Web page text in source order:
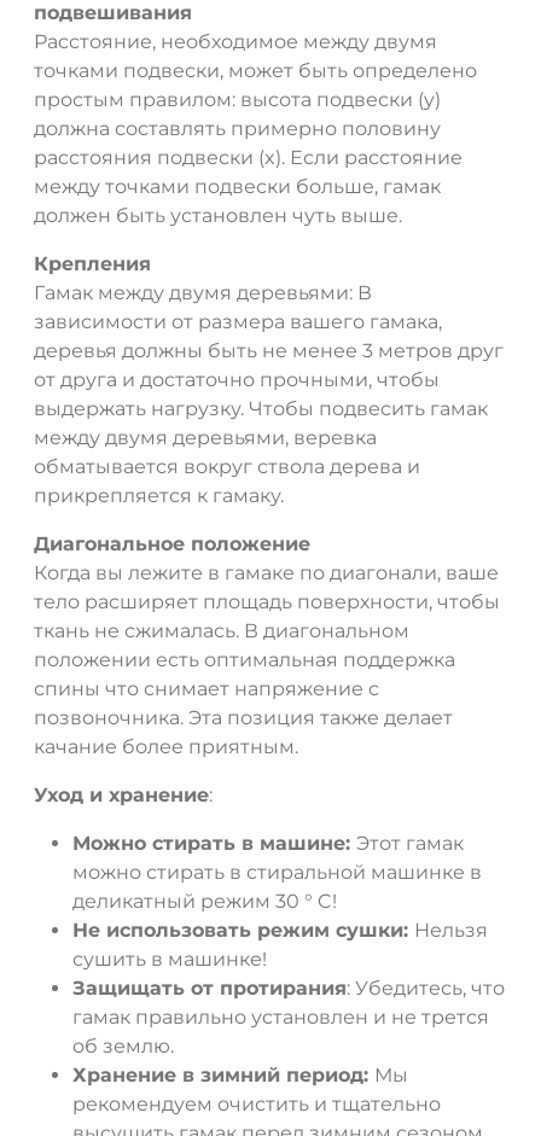
подвешивания
Расстояние, необходимое между двумя
точками подвески, может быть определено
простым правилом: высота подвески (y)
должна составлять примерно половину
расстояния подвески (x). Если расстояние
между точками подвески больше, гамак
должен быть установлен чуть выше.
Крепления
Гамак между двумя деревьями: В
зависимости от размера вашего гамака,
деревья должны быть не менее 3 метров друг
от друга и достаточно прочными, чтобы
выдержать нагрузку. Чтобы подвесить гамак
между двумя деревьями, веревка
обматывается вокруг ствола дерева и
прикрепляется к гамаку.
Диагональное положение
Когда вы лежите в гамаке по диагонали, ваше
тело расширяет площадь поверхности, чтобы
ткань не сжималась. В диагональном
положении есть оптимальная поддержка
спины что снимает напряжение с
позвоночника. Эта позиция также делает
качание более приятным.
Уход и хранение:
Можно стирать в машине: Этот гамак
можно стирать в стиральной машинке в
деликатный режим 30 ° C!
Не использовать режим сушки: Нельзя
сушить в машинке!
Защищать от протирания: Убедитесь, что
гамак правильно установлен и не трется
об землю.
Хранение в зимний период: Мы
рекомендуем очистить и тщательно